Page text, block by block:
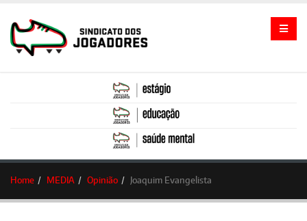
Home MEDIA Opinião Joaquim Evangelista